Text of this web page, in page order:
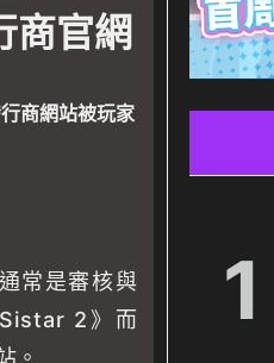
商官網
商網站被玩家
常是審核與
2》而
1